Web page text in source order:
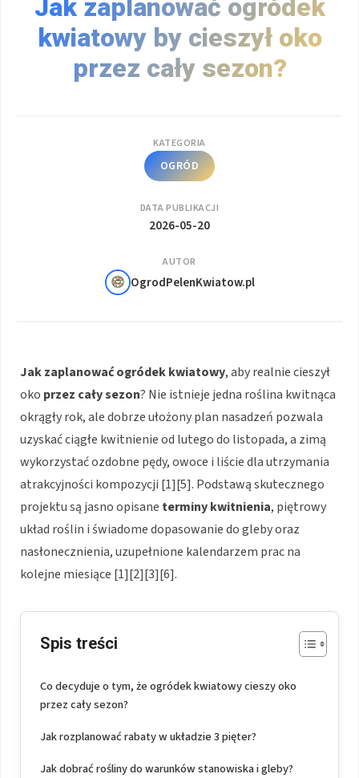
Jak zaplanować ogródek
kwiatowy by cieszył oko
przez cały sezon?
KATEGORIA
OGRÓD
DATA PUBLIKACJI
2026-05-20
AUTOR
OgrodPelenKwiatow.pl
Jak zaplanować ogródek kwiatowy, aby realnie cieszył
oko przez cały sezon? Nie istnieje jedna roślina kwitnąca
okrągły rok, ale dobrze ułożony plan nasadzeń pozwala
uzyskać ciągłe kwitnienie od lutego do listopada, a zimą
wykorzystać ozdobne pędy, owoce i liście dla utrzymania
atrakcyjności kompozycji [1][5]. Podstawą skutecznego
projektu są jasno opisane terminy kwitnienia, piętrowy
układ roślin i świadome dopasowanie do gleby oraz
nasłonecznienia, uzupełnione kalendarzem prac na
kolejne miesiące [1][2][3][6].
Spis treści
Co decyduje o tym, że ogródek kwiatowy cieszy oko
przez cały sezon?
Jak rozplanować rabaty w układzie 3 pięter?
Jak dobrać rośliny do warunków stanowiska i gleby?